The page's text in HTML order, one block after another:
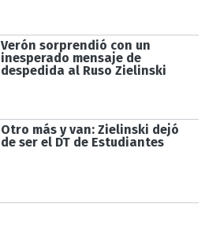
Verón sorprendió con un
inesperado mensaje de
despedida al Ruso Zielinski
Otro más y van: Zielinski dejó
de ser el DT de Estudiantes